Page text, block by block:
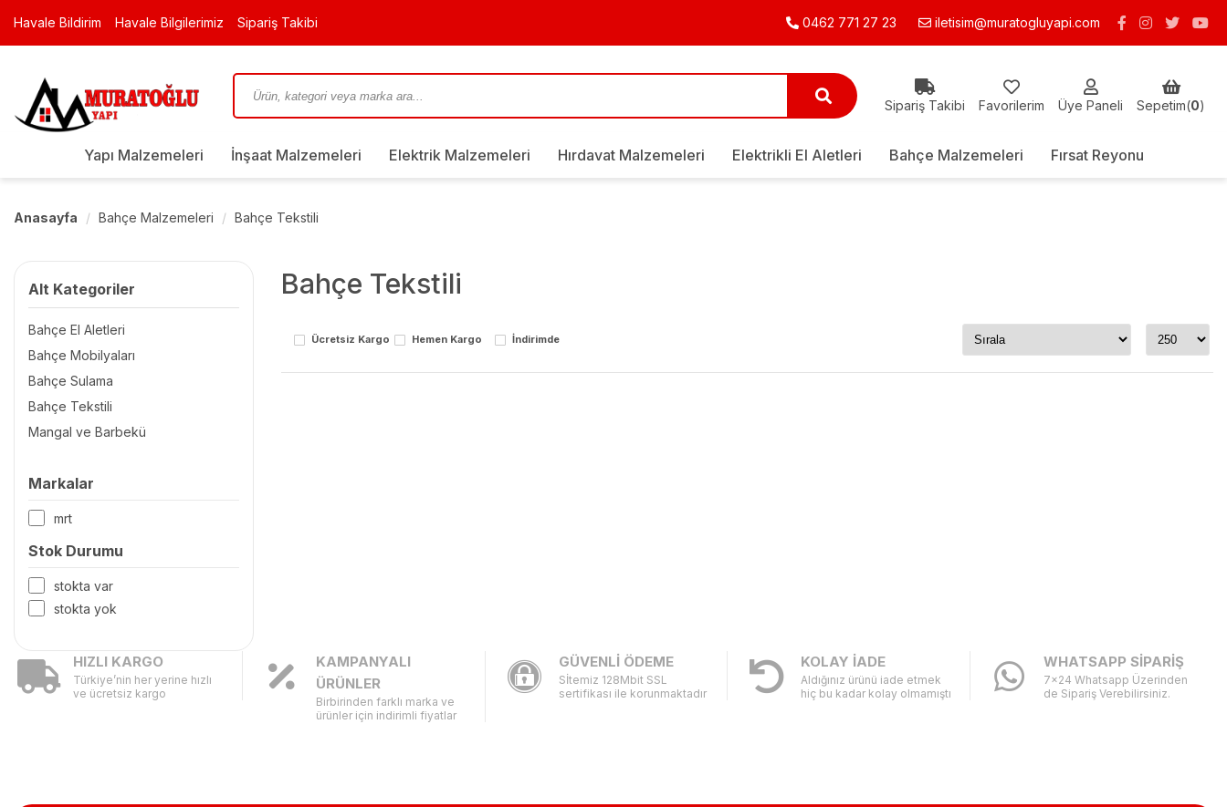
Havale Bildirim Havale Bilgilerimiz Sipariş Takibi 0462 771 27 23 iletisim@muratogluyapi.com
Sipariş Takibi Favorilerim Üye Paneli Sepetim(0)
Yapı Malzemeleri İnşaat Malzemeleri Elektrik Malzemeleri Hırdavat Malzemeleri Elektrikli El Aletleri Bahçe Malzemeleri Fırsat Reyonu
Anasayfa Bahçe Malzemeleri Bahçe Tekstili
Alt Kategoriler
Bahçe El Aletleri
Bahçe Mobilyaları
Bahçe Sulama
Bahçe Tekstili
Mangal ve Barbekü
Markalar
mrt
Stok Durumu
stokta var
stokta yok
Bahçe Tekstili
Ücretsiz Kargo Hemen Kargo İndirimde
HIZLI KARGO
Türkiye’nin her yerine hızlı
ve ücretsiz kargo
KAMPANYALI
ÜRÜNLER
Birbirinden farklı marka ve
ürünler için indirimli fiyatlar
GÜVENLİ ÖDEME
Sİtemiz 128Mbit SSL
sertifikası ile korunmaktadır
KOLAY İADE
Aldığınız ürünü iade etmek
hiç bu kadar kolay olmamıştı
WHATSAPP SİPARİŞ
7x24 Whatsapp Üzerinden
de Sipariş Verebilirsiniz.